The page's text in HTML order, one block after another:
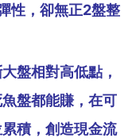
性，卻無正2盤整
盤相對高低點，
盤都能賺，在可
積，創造現金流